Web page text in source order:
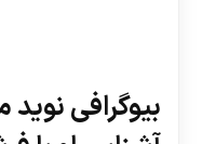
بیوگرافی